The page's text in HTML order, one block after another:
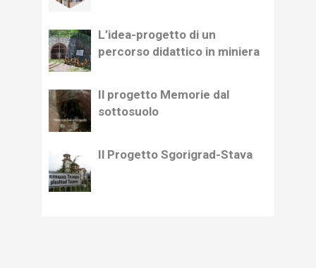
L’idea-progetto di un
percorso didattico in miniera
Il progetto Memorie dal
sottosuolo
Il Progetto Sgorigrad-Stava